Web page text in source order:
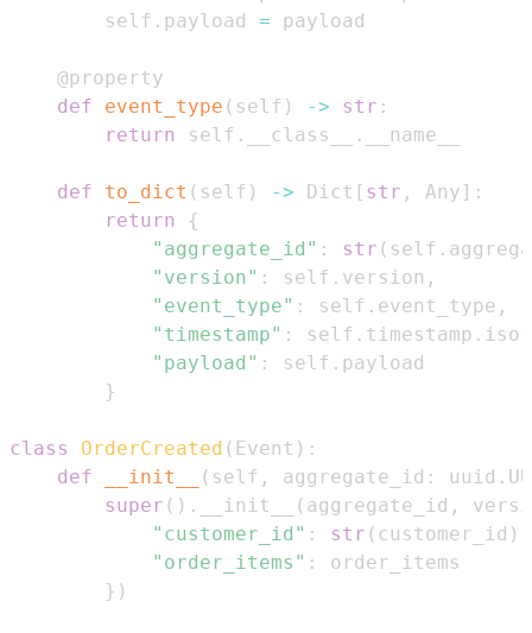
        self
. payload =
@property
def
event_type ( self ) -> str :
return
self . __class__ .
def to_dict ( self ) -> Dict [ str , Any ] :
return
{
"aggregate_id" : str ( self .
"version" : self . version ,
"event_type" : self . event_type ,
"timestamp" : self . timestamp .
"payload" : self .
}
class OrderCreated ( Event ) :
def
__init__ ( self , aggregate_id : uuid .
super ( ) . __init__ ( aggregate_id ,
"customer_id" : str ( customer_id )
"order_items" :
} )